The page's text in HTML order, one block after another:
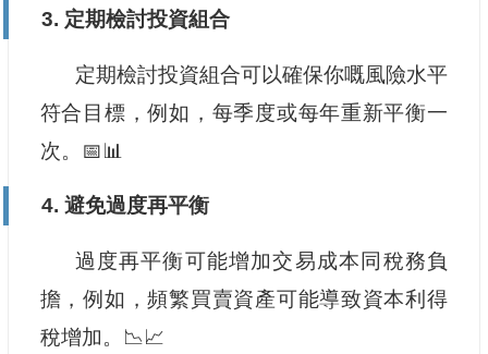
3. 定期檢討投資組合
定期檢討投資組合可以確保你嘅風險水平
符合目標，例如，每季度或每年重新平衡一
次。📅📊
4. 避免過度再平衡
過度再平衡可能增加交易成本同稅務負
擔，例如，頻繁買賣資產可能導致資本利得
稅增加。📉📈